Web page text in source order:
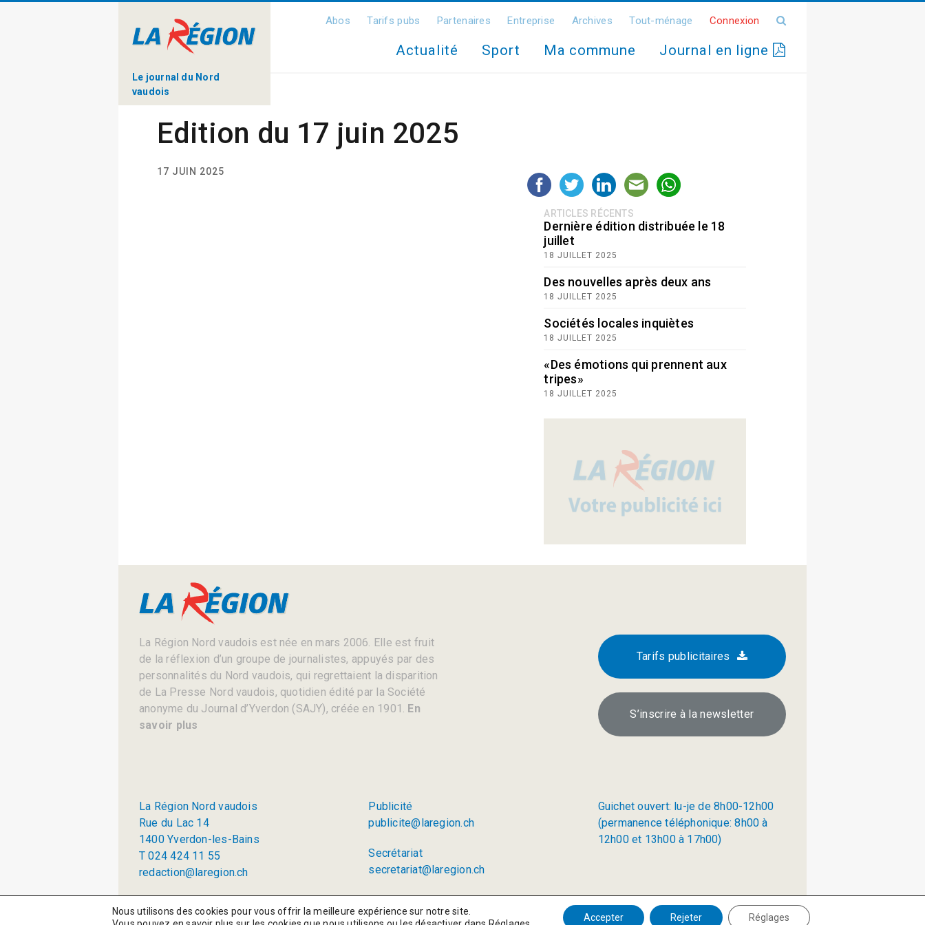
Le journal du Nord
vaudois
Abos Tarifs pubs Partenaires Entreprise Archives Tout-ménage Connexion
Actualité Sport Ma commune Journal en ligne
Edition du 17 juin 2025
17 JUIN 2025
ARTICLES RÉCENTS
Dernière édition distribuée le 18
juillet
18 JUILLET 2025
Des nouvelles après deux ans
18 JUILLET 2025
Sociétés locales inquiètes
18 JUILLET 2025
«Des émotions qui prennent aux
tripes»
18 JUILLET 2025
La Région Nord vaudois est née en mars 2006. Elle est fruit
de la réflexion d’un groupe de journalistes, appuyés par des
personnalités du Nord vaudois, qui regrettaient la disparition
de La Presse Nord vaudois, quotidien édité par la Société
anonyme du Journal d’Yverdon (SAJY), créée en 1901. En
savoir plus
Tarifs publicitaires
S’inscrire à la newsletter
La Région Nord vaudois
Rue du Lac 14
1400 Yverdon-les-Bains
T 024 424 11 55
redaction@laregion.ch
Publicité
publicite@laregion.ch
Secrétariat
secretariat@laregion.ch
Guichet ouvert: lu-je de 8h00-12h00
(permanence téléphonique: 8h00 à
12h00 et 13h00 à 17h00)
Politique de confidentialité
Nous utilisons des cookies pour vous offrir la meilleure expérience sur notre site.
Accepter Rejeter Réglages